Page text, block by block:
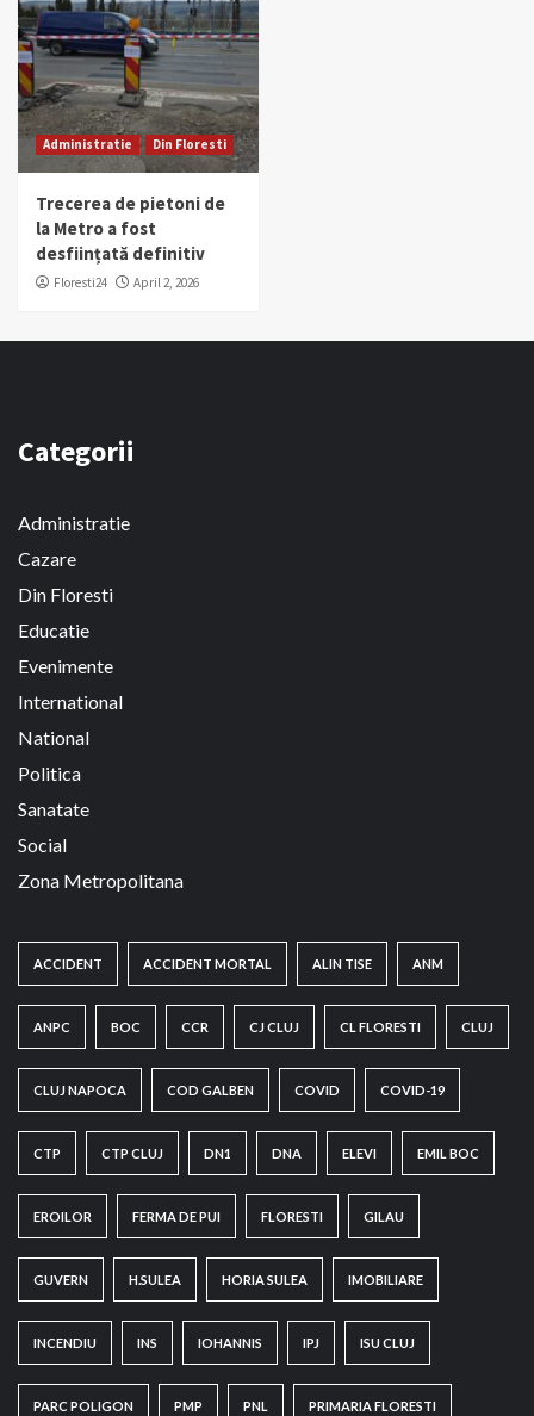
Administratie Din Floresti
Trecerea de pietoni de
la Metro a fost
desființată definitiv
Floresti24 April 2, 2026
Categorii
Administratie
Cazare
Din Floresti
Educatie
Evenimente
International
National
Politica
Sanatate
Social
Zona Metropolitana
ACCIDENT ACCIDENT MORTAL ALIN TISE ANM
ANPC BOC CCR CJ CLUJ CL FLORESTI CLUJ
CLUJ NAPOCA COD GALBEN COVID COVID-19
CTP CTP CLUJ DN1 DNA ELEVI EMIL BOC
EROILOR FERMA DE PUI FLORESTI GILAU
GUVERN H.SULEA HORIA SULEA IMOBILIARE
INCENDIU INS IOHANNIS IPJ ISU CLUJ
PARC POLIGON PMP PNL PRIMARIA FLORESTI